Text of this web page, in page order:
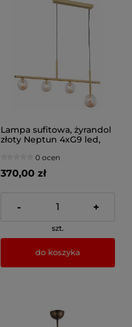
Lampa sufitowa, żyrandol
złoty Neptun 4xG9 led,
0 ocen
370,00 zł
- +
szt.
do koszyka